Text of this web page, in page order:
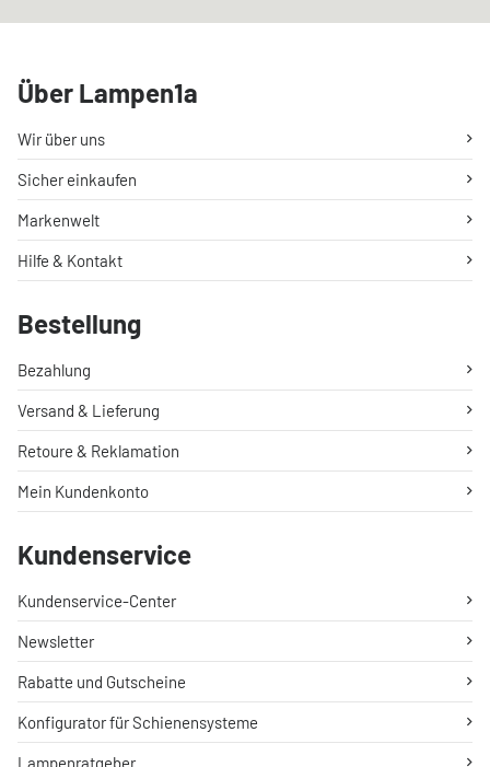
Über Lampen1a
Wir über uns
Sicher einkaufen
Markenwelt
Hilfe & Kontakt
Bestellung
Bezahlung
Versand & Lieferung
Retoure & Reklamation
Mein Kundenkonto
Kundenservice
Kundenservice-Center
Newsletter
Rabatte und Gutscheine
Konfigurator für Schienensysteme
Lampenratgeber